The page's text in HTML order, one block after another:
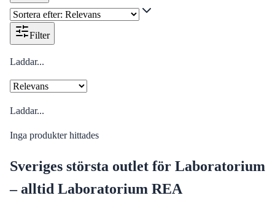
Filter
Laddar...
Laddar...
Inga produkter hittades
Sveriges största outlet för Laboratorium
– alltid Laboratorium REA